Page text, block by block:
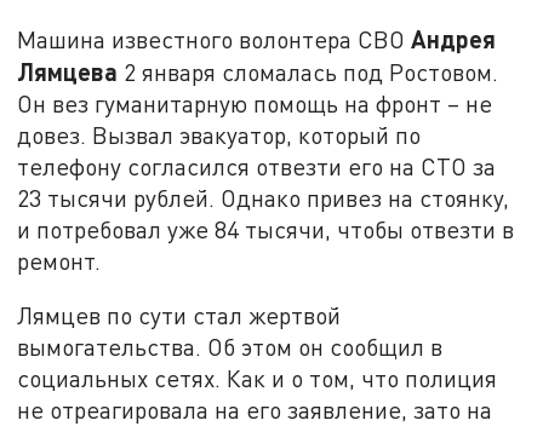
Машина известного волонтера СВОАндрея
Лямцева 2 января сломалась под Ростовом.
Он вез гуманитарную помощь на фронт – не
довез. Вызвал эвакуатор, который по
телефону согласился отвезти его на СТО за
23 тысячи рублей. Однако привез на стоянку,
и потребовал уже 84 тысячи, чтобы отвезти в
ремонт.
Лямцев по сути стал жертвой
вымогательства. Об этом он сообщил в
социальных сетях. Как и о том, что полиция
не отреагировала на его заявление, зато на